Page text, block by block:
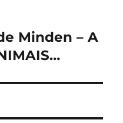
Minden – A